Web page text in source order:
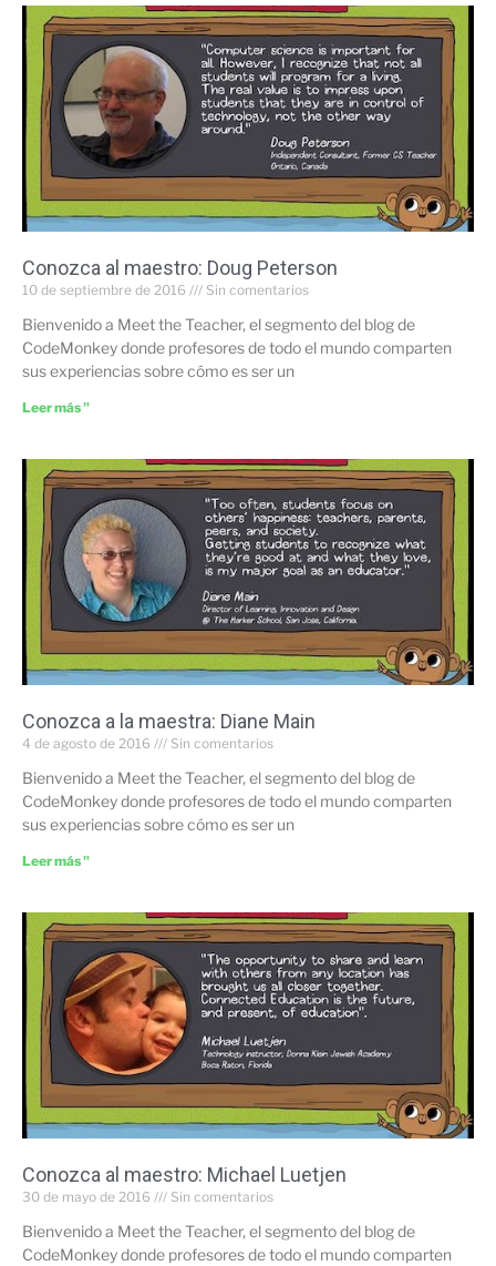
Conozca al maestro: Doug Peterson
10 de septiembre de 2016 Sin comentarios
Bienvenido a Meet the Teacher, el segmento del blog de
CodeMonkey donde profesores de todo el mundo comparten
sus experiencias sobre cómo es ser un
Leer más "
Conozca a la maestra: Diane Main
4 de agosto de 2016 Sin comentarios
Bienvenido a Meet the Teacher, el segmento del blog de
CodeMonkey donde profesores de todo el mundo comparten
sus experiencias sobre cómo es ser un
Leer más "
Conozca al maestro: Michael Luetjen
30 de mayo de 2016 Sin comentarios
Bienvenido a Meet the Teacher, el segmento del blog de
CodeMonkey donde profesores de todo el mundo comparten